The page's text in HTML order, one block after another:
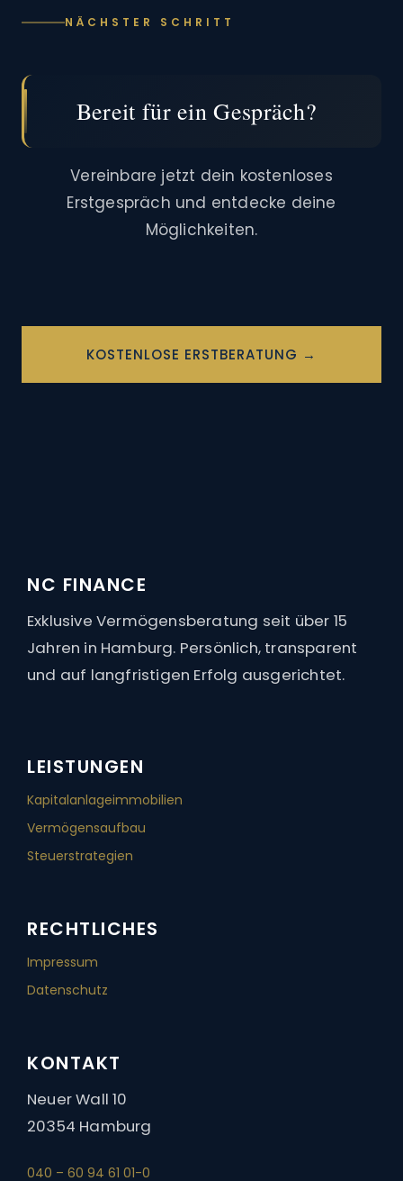
NÄCHSTER SCHRITT
Bereit für ein Gespräch?
Vereinbare jetzt dein kostenloses
Erstgespräch und entdecke deine
Möglichkeiten.
KOSTENLOSE ERSTBERATUNG →
mbH
NC FINANCE
Exklusive Vermögensberatung seit über 15
Jahren in Hamburg. Persönlich, transparent
und auf langfristigen Erfolg ausgerichtet.
LEISTUNGEN
Kapitalanlage­immobilien
Vermögensaufbau
Steuerstrategien
RECHTLICHES
Impressum
Datenschutz
KONTAKT
Neuer Wall 10
20354 Hamburg
040 – 60 94 61 01-0